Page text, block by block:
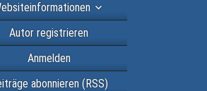
Autor registrieren
Anmelden
abonnieren (RSS)